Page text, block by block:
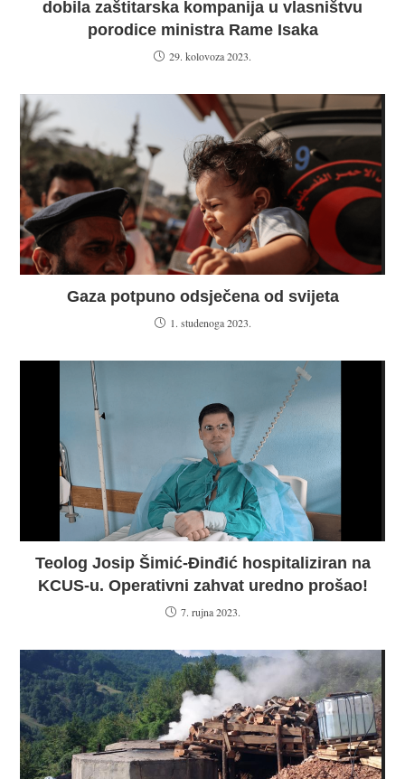
dobila zaštitarska kompanija u vlasništvu
porodice ministra Rame Isaka
29. kolovoza 2023.
Gaza potpuno odsječena od svijeta
1. studenoga 2023.
Teolog Josip Šimić-Đinđić hospitaliziran na
KCUS-u. Operativni zahvat uredno prošao!
7. rujna 2023.